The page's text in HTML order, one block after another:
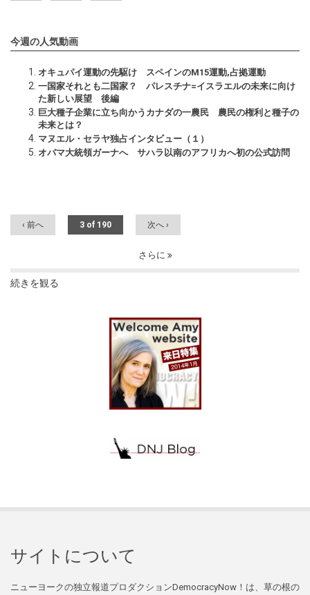
今週の人気動画
オキュパイ運動の先駆け スペインのM15運動,占拠運動
一国家それとも二国家？ パレスチナ=イスラエルの未来に向け
た新しい展望 後編
巨大種子企業に立ち向かうカナダの一農民 農民の権利と種子の
未来とは？
マヌエル・セラヤ独占インタビュー（１）
オバマ大統領ガーナへ サハラ以南のアフリカへ初の公式訪問
‹ 前へ 3 of 190 次へ ›
さらに
続きを観る
サイトについて
ニューヨークの独立報道プロダクションDemocracyNow！は、草の根の